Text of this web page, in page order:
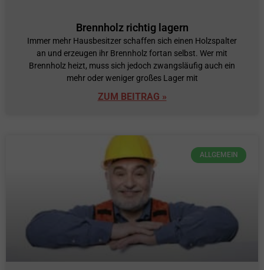
Brennholz richtig lagern
Immer mehr Hausbesitzer schaffen sich einen Holzspalter
an und erzeugen ihr Brennholz fortan selbst. Wer mit
Brennholz heizt, muss sich jedoch zwangsläufig auch ein
mehr oder weniger großes Lager mit
ZUM BEITRAG »
ALLGEMEIN